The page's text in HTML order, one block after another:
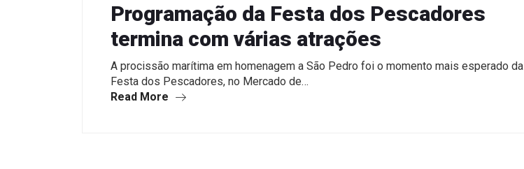
Programação da Festa dos Pescadores
termina com várias atrações
A procissão marítima em homenagem a São Pedro foi o momento mais esperado da
Festa dos Pescadores, no Mercado de…
Read More